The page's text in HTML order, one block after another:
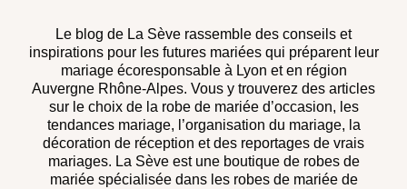
Le blog de La Sève rassemble des conseils et
inspirations pour les futures mariées qui préparent leur
mariage écoresponsable à Lyon et en région
Auvergne Rhône-Alpes. Vous y trouverez des articles
sur le choix de la robe de mariée d’occasion, les
tendances mariage, l’organisation du mariage, la
décoration de réception et des reportages de vrais
mariages. La Sève est une boutique de robes de
mariée spécialisée dans les robes de mariée de